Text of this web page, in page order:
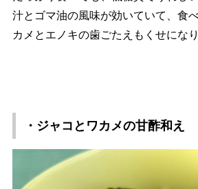
汁とゴマ油の風味が効いていて、食
カメとエノキの歯ごたえもくせにな
・ジャコとワカメの甘酢和え